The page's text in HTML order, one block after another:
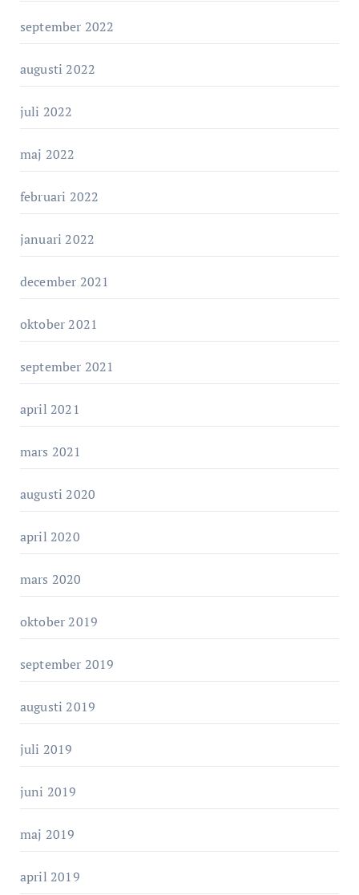
september 2022
augusti 2022
juli 2022
maj 2022
februari 2022
januari 2022
december 2021
oktober 2021
september 2021
april 2021
mars 2021
augusti 2020
april 2020
mars 2020
oktober 2019
september 2019
augusti 2019
juli 2019
juni 2019
maj 2019
april 2019